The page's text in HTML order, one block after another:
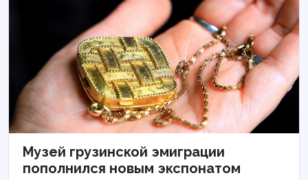
Музей грузинской эмиграции
пополнился новым экспонатом